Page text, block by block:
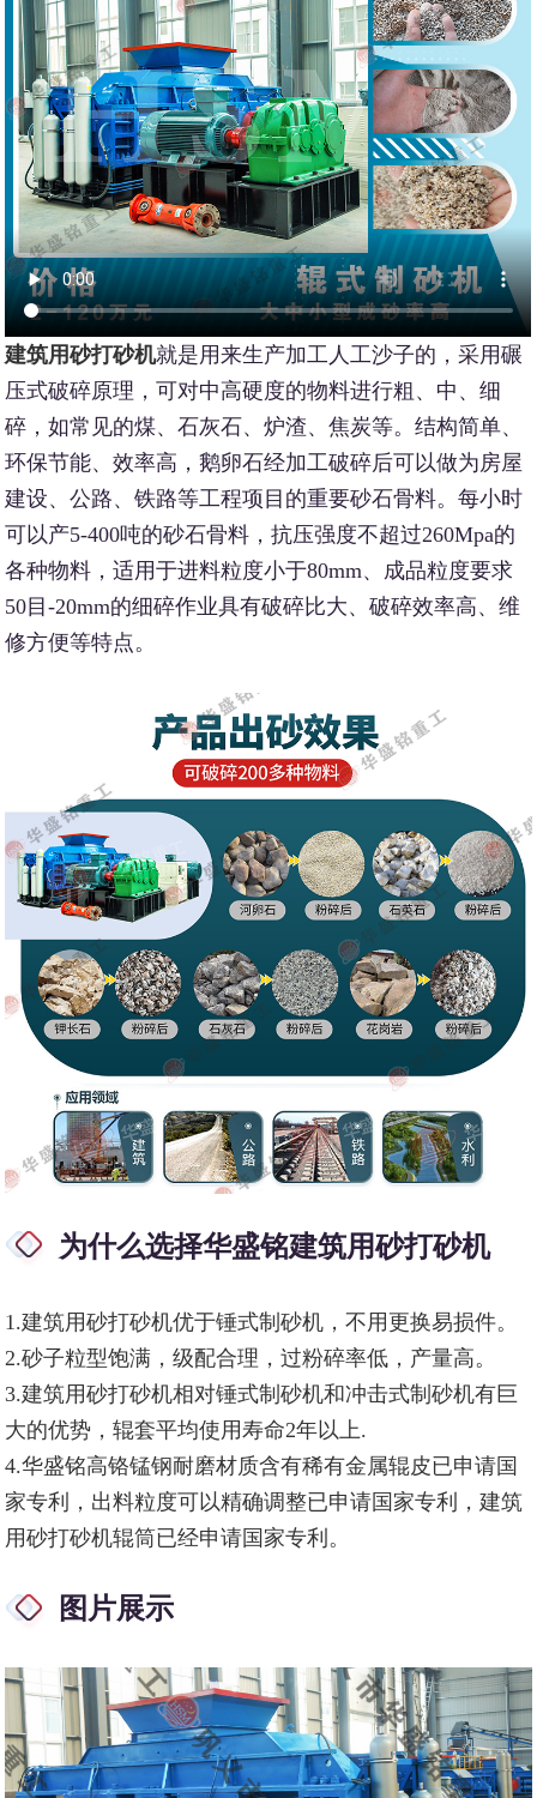
建筑用砂打砂机就是用来生产加工人工沙子的，采用碾
压式破碎原理，可对中高硬度的物料进行粗、中、细
碎，如常见的煤、石灰石、炉渣、焦炭等。结构简单、
环保节能、效率高，鹅卵石经加工破碎后可以做为房屋
建设、公路、铁路等工程项目的重要砂石骨料。每小时
可以产5-400吨的砂石骨料，抗压强度不超过260Mpa的
各种物料，适用于进料粒度小于80mm、成品粒度要求
50目-20mm的细碎作业具有破碎比大、破碎效率高、维
修方便等特点。
为什么选择华盛铭建筑用砂打砂机
1.建筑用砂打砂机优于锤式制砂机，不用更换易损件。
2.砂子粒型饱满，级配合理，过粉碎率低，产量高。
3.建筑用砂打砂机相对锤式制砂机和冲击式制砂机有巨
大的优势，辊套平均使用寿命2年以上.
4.华盛铭高铬锰钢耐磨材质含有稀有金属辊皮已申请国
家专利，出料粒度可以精确调整已申请国家专利，建筑
用砂打砂机辊筒已经申请国家专利。
图片展示